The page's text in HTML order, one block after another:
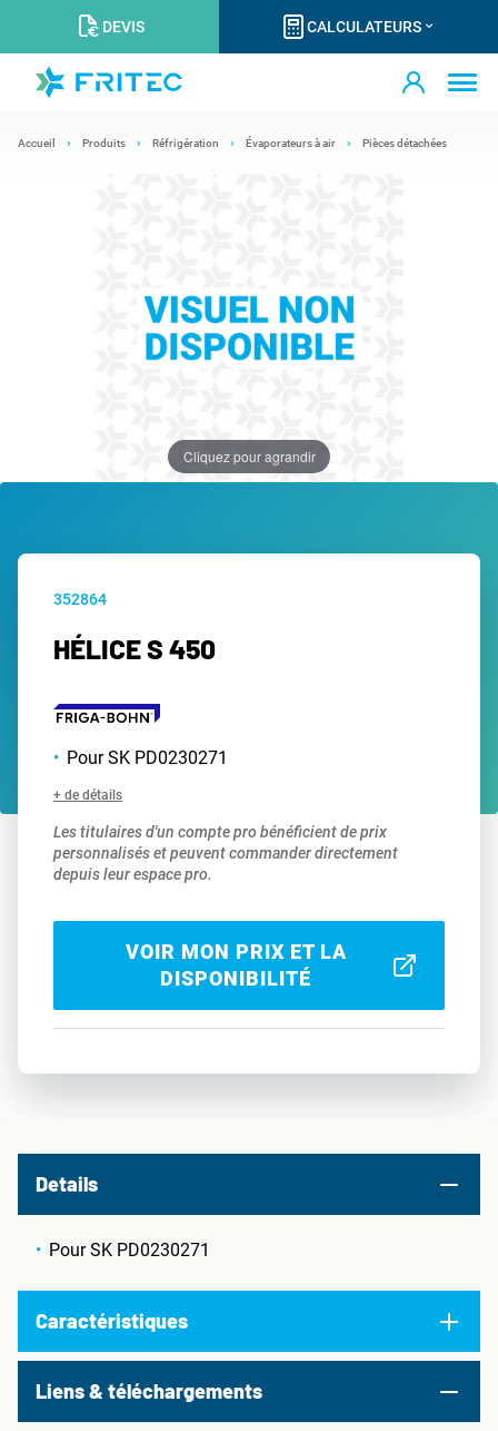
DEVIS CALCULATEURS
Accueil Produits Réfrigération Évaporateurs à air Pièces détachées
Cliquez pour agrandir
352864
HÉLICE S 450
Pour SK PD0230271
+ de détails
Les titulaires d'un compte pro bénéficient de prix
personnalisés et peuvent commander directement
depuis leur espace pro.
VOIR MON PRIX ET LA
DISPONIBILITÉ
Details
Pour SK PD0230271
Caractéristiques
Liens & téléchargements